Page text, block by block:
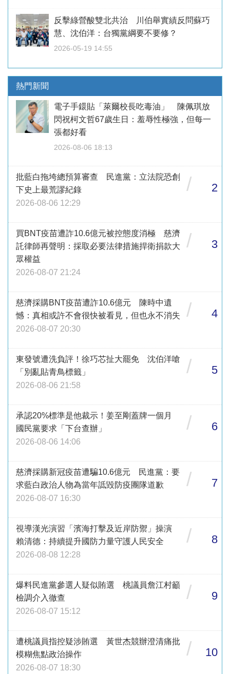
反擊綠營酸雙北共治 川伯舉實績反問蘇巧
慧、沈伯洋：台獨黨綱要不要修？
2026-05-19 14:55
熱門新聞
電子手鐶貼「萊爾校長吃毒油」 陳佩琪放
閃祝柯文哲67歲生日：羞辱性極強，但每一
張都好看
2026-08-06 18:13
批藍白拖垮總預算審查 民進黨：立法院恐創
下史上最荒謬紀錄
2026-08-06 12:29
/ 2
買BNT疫苗遭詐10.6億元被控態度消極 慈濟
託律師再聲明：採取必要法律措施捍衛捐款大
眾權益
2026-08-07 21:24
/ 3
慈濟採購BNT疫苗遭詐10.6億元 陳時中遺
憾：真相或許不會很快被看見，但也永不消失
2026-08-07 20:30
/ 4
東發號遭洗負評！徐巧芯扯大罷免 沈伯洋嗆
「別亂貼青鳥標籤」
2026-08-06 21:58
/ 5
承認20%標準是他裁示！姜至剛蓋牌一個月
國民黨要求「下台查辦」
2026-08-06 14:06
/ 6
慈濟採購新冠疫苗遭騙10.6億元 民進黨：要
求藍白政治人物為當年詆毀防疫團隊道歉
2026-08-07 16:30
/ 7
視導漢光演習「濱海打擊及近岸防禦」操演
賴清德：持續提升國防力量守護人民安全
2026-08-08 12:28
/ 8
爆料民進黨參選人疑似賄選 桃議員詹江村籲
檢調介入徹查
2026-08-07 15:12
/ 9
遭桃議員指控疑涉賄選 黃世杰競辦澄清痛批
模糊焦點政治操作
2026-08-07 18:30
/ 10